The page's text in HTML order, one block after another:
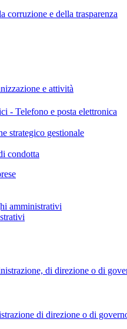
corruzione e della trasparenza
e attività
- Telefono e posta elettronica
strategico gestionale
condotta
amministrativi
di direzione o di
di direzione o di